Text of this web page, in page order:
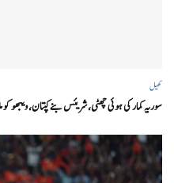
کھیل
سوریہ کمار کی ہوئی چھٹی، شریئس بنے کپتان، ویبھو کو